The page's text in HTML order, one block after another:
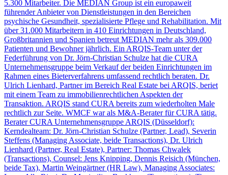
5.300 Mitarbeiter. Die MEDIAN Group ist ein europaweit
führender Anbieter von Dienstleistungen in den Bereichen
psychische Gesundheit, spezialisierte Pflege und Rehabilitation. Mit
über 31.000 Mitarbeitern in 410 Einrichtungen in Deutschland,
Großbritannien und Spanien betreut MEDIAN mehr als 309.000
Patienten und Bewohner jährlich. Ein ARQIS-Team unter der
Federführung von Dr. Jörn-Christian Schulze hat die CURA
Unternehmensgruppe beim Verkauf der beiden Einrichtungen im
Rahmen eines Bieterverfahrens umfassend rechtlich beraten. Dr.
Ulrich Lienhard, Partner im Bereich Real Estate bei ARQIS, beriet
mit einem Team zu immobilienrechtlichen Aspekten der
Transaktion. ARQIS stand CURA bereits zum wiederholten Male
rechtlich zur Seite. WMCF war als M&A-Berater für CURA tätig.
Berater CURA Unternehmensgruppe ARQIS (Düsseldorf):
Kerndealteam: Dr. Jörn-Christian Schulze (Partner, Lead), Severin
Steffens (Managing Associate, beide Transactions), Dr. Ulrich
Lienhard (Partner, Real Estate), Partner: Thomas Chwalek
(Transactions), Counsel: Jens Knipping, Dennis Reisich (München,
beide Tax), Martin Weingärtner (HR Law), Managing Associates: